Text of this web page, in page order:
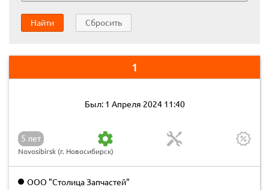
Найти Сбросить
1
Был: 1 Апреля 2024 11:40
5 лет
Novosibirsk (г. Новосибирск)
ООО "Столица Запчастей"